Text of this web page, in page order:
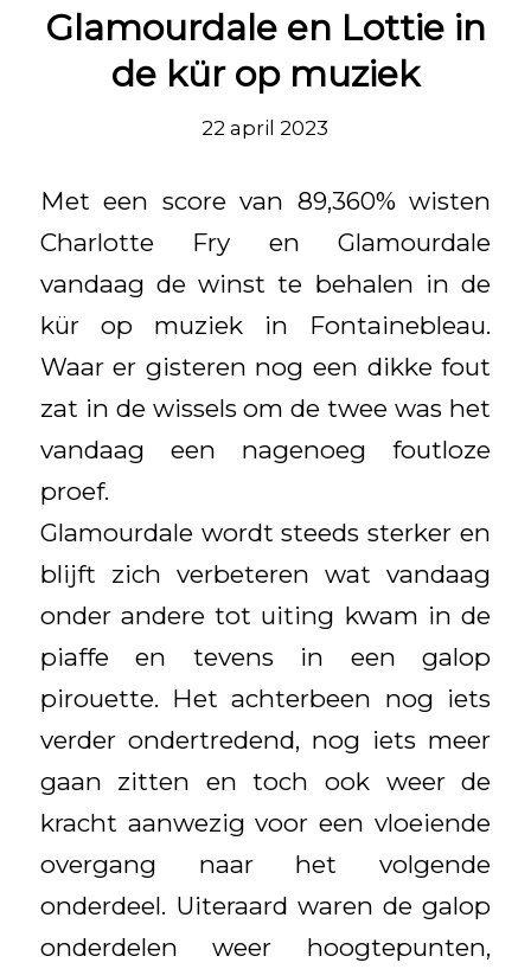
Glamourdale en Lottie in
de kür op muziek
22 april 2023
Met een score van 89,360% wisten
Charlotte Fry en Glamourdale
vandaag de winst te behalen in de
kür op muziek in Fontainebleau.
Waar er gisteren nog een dikke fout
zat in de wissels om de twee was het
vandaag een nagenoeg foutloze
proef.
Glamourdale wordt steeds sterker en
blijft zich verbeteren wat vandaag
onder andere tot uiting kwam in de
piaffe en tevens in een galop
pirouette. Het achterbeen nog iets
verder ondertredend, nog iets meer
gaan zitten en toch ook weer de
kracht aanwezig voor een vloeiende
overgang naar het volgende
onderdeel. Uiteraard waren de galop
onderdelen weer hoogtepunten,